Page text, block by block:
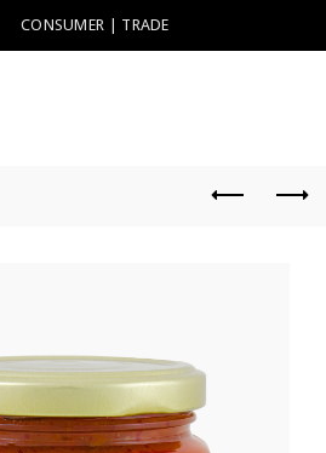
CONSUMER TRADE